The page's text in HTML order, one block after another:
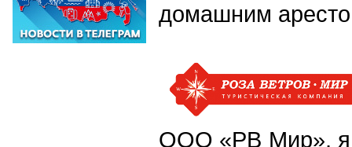
домашним
ООО «РВ Мир»,